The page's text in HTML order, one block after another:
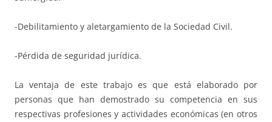
-Debilitamiento y aletargamiento de la Sociedad Civil.
-Pérdida de seguridad jurídica.
La ventaja de este trabajo es que está elaborado por
personas que han demostrado su competencia en sus
respectivas profesiones y actividades económicas (en otros